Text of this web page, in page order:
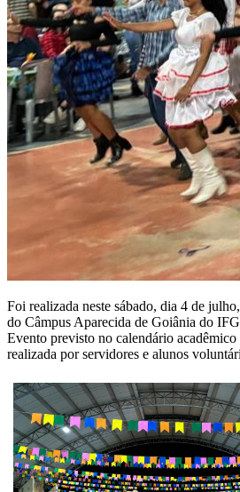
Foi realizada neste sábado, dia 4 de
do Câmpus Aparecida de Goiânia do
Evento previsto no calendário acadêmico
realizada por servidores e alunos